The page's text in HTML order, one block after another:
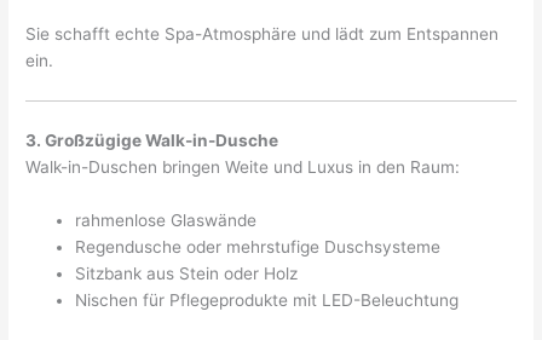
Sie schafft echte Spa-Atmosphäre und lädt zum Entspannen
ein.
3. Großzügige Walk-in-Dusche
Walk-in-Duschen bringen Weite und Luxus in den Raum:
rahmenlose Glaswände
Regendusche oder mehrstufige Duschsysteme
Sitzbank aus Stein oder Holz
Nischen für Pflegeprodukte mit LED-Beleuchtung